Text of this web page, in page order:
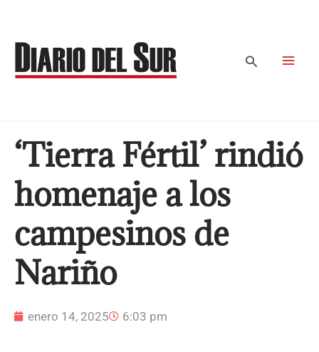
contenido
Buscar
‘Tierra Fértil’ rindió
homenaje a los
campesinos de
Nariño
enero 14, 2025 6:03 pm